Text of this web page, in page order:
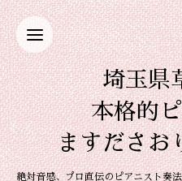
埼玉県
本格的
ますださお
絶対音感、プロ直伝のピアニスト奏